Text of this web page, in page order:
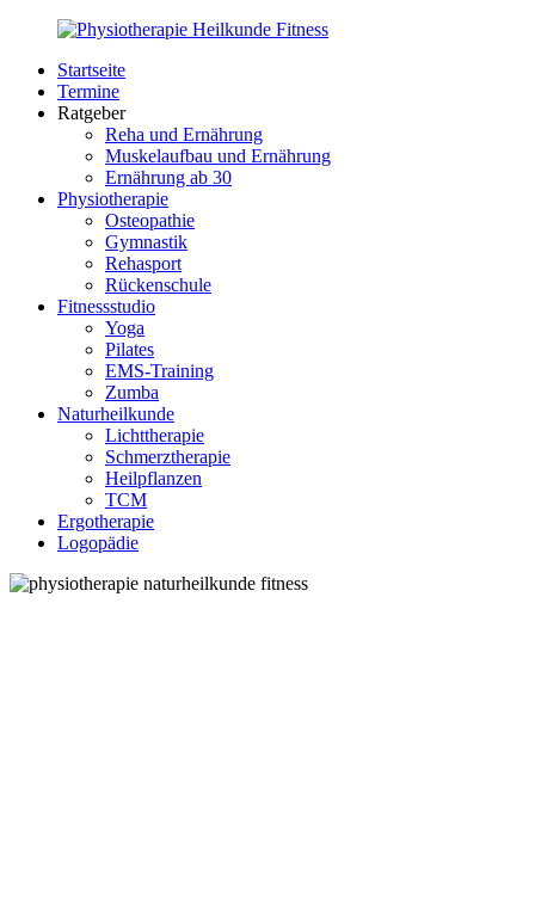
Zurück
Inhalt
PhysioMed-
Fit.de
Gesundheit
Startseite
Termine
Ratgeber
Reha und Ernährung
Muskelaufbau und Ernährung
Ernährung ab 30
Physiotherapie
Osteopathie
Gymnastik
Rehasport
Rückenschule
Fitnessstudio
Yoga
Pilates
EMS-Training
Zumba
Naturheilkunde
Lichttherapie
Schmerztherapie
Heilpflanzen
TCM
Ergotherapie
Logopädie